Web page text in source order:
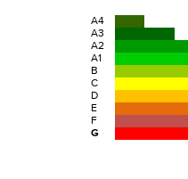
A4
A3
A2
A1
B
C
D
E
F
G